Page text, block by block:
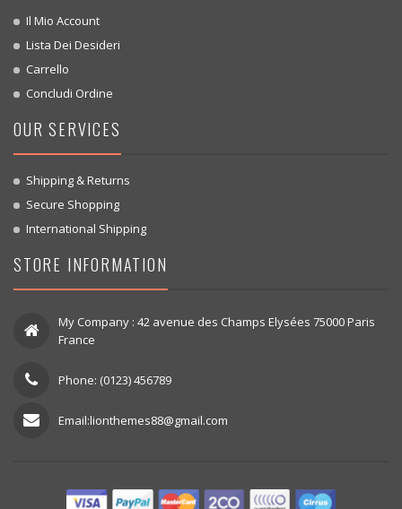
Il Mio Account
Lista Dei Desideri
Carrello
Concludi Ordine
OUR SERVICES
Shipping & Returns
Secure Shopping
International Shipping
STORE INFORMATION
My Company : 42 avenue des Champs Elysées 75000 Paris
France
Phone: (0123) 456789
Email:lionthemes88@gmail.com